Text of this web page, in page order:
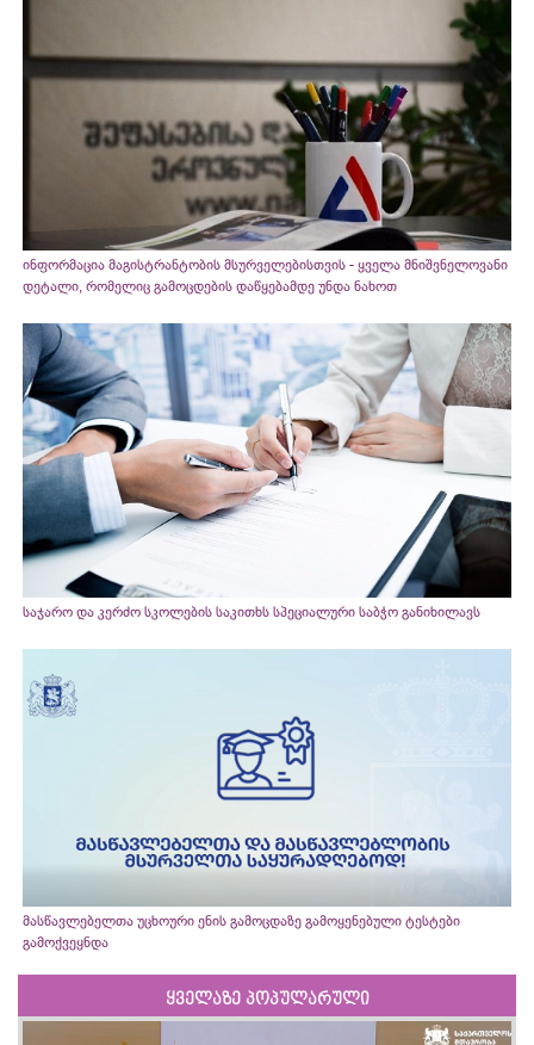
ინფორმაცია მაგისტრანტობის მსურველებისთვის - ყველა მნიშვნელოვანი
დეტალი, რომელიც გამოცდების დაწყებამდე უნდა ნახოთ
საჯარო და კერძო სკოლების საკითხს სპეციალური საბჭო განიხილავს
მასწავლებელთა უცხოური ენის გამოცდაზე გამოყენებული ტესტები
გამოქვეყნდა
ყველაზე პოპულარული